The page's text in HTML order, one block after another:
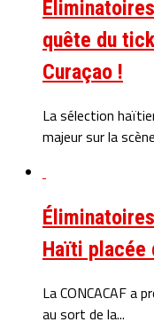
quête du
Curaçao !
La sélection
majeur sur la
Haïti placée
La CONCACAF a
au sort de la...